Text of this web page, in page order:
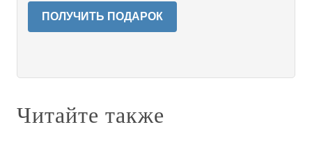
ПОЛУЧИТЬ ПОДАРОК
Читайте также